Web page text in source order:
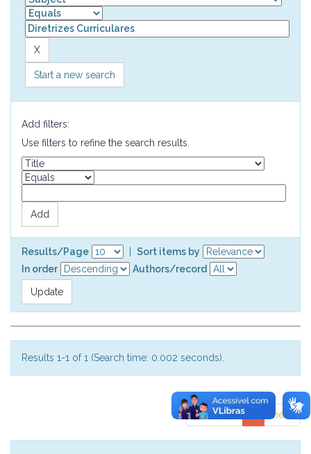
Start a new search
Add filters:
Use filters to refine the search results.
Results/Page
Sort items by
In order
Authors/record
Results 1-1 of 1 (Search time: 0.002 seconds).
previous next